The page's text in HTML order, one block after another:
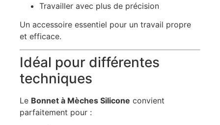
Travailler avec plus de précision
Un accessoire essentiel pour un travail propre
et efficace.
Idéal pour différentes
techniques
Le Bonnet à Mèches Silicone convient
parfaitement pour :